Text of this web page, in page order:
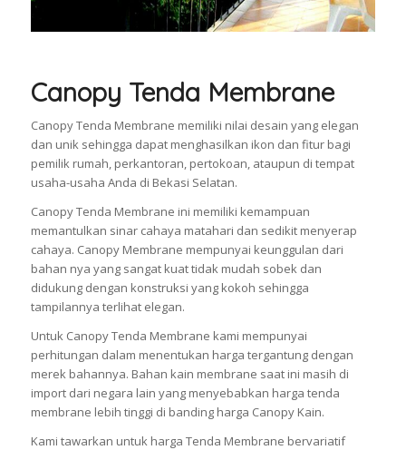
Canopy Tenda Membrane
Canopy Tenda Membrane memiliki nilai desain yang elegan
dan unik sehingga dapat menghasilkan ikon dan fitur bagi
pemilik rumah, perkantoran, pertokoan, ataupun di tempat
usaha-usaha Anda di Bekasi Selatan.
Canopy Tenda Membrane ini memiliki kemampuan
memantulkan sinar cahaya matahari dan sedikit menyerap
cahaya. Canopy Membrane mempunyai keunggulan dari
bahan nya yang sangat kuat tidak mudah sobek dan
didukung dengan konstruksi yang kokoh sehingga
tampilannya terlihat elegan.
Untuk Canopy Tenda Membrane kami mempunyai
perhitungan dalam menentukan harga tergantung dengan
merek bahannya. Bahan kain membrane saat ini masih di
import dari negara lain yang menyebabkan harga tenda
membrane lebih tinggi di banding harga Canopy Kain.
Kami tawarkan untuk harga Tenda Membrane bervariatif